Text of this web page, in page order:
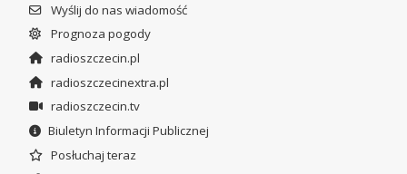
Wyślij do nas wiadomość
Prognoza pogody
radioszczecin.pl
radioszczecinextra.pl
radioszczecin.tv
Biuletyn Informacji Publicznej
Posłuchaj teraz